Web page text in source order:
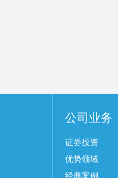
公司业务
证券投资
优势领域
经典案例